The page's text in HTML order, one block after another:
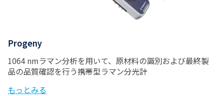
Progeny
1064 nmラマン分析を用いて、原材料の識別および最終製
品の品質確認を行う携帯型ラマン分光計
もっとみる